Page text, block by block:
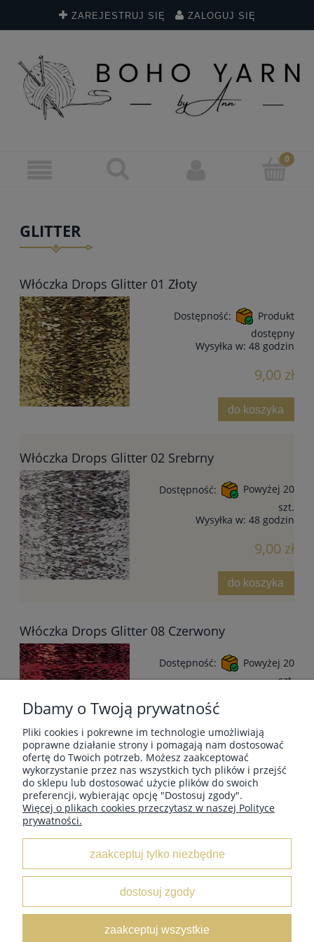
ZAREJESTRUJ SIĘ ZALOGUJ SIĘ
GLITTER
Włóczka Drops Glitter 01 Złoty
Dostępność:
Produkt
dostępny
Wysyłka w: 48 godzin
9,00 zł
do koszyka
Włóczka Drops Glitter 02 Srebrny
Dostępność:
Powyżej 20
szt.
Wysyłka w: 48 godzin
9,00 zł
do koszyka
Włóczka Drops Glitter 08 Czerwony
Dostępność:
Powyżej 20
szt.
do koszyka
MOJE KONTO
O NAS
Dbamy o Twoją prywatność
Pliki cookies i pokrewne im technologie umożliwiają
poprawne działanie strony i pomagają nam dostosować
ofertę do Twoich potrzeb. Możesz zaakceptować
wykorzystanie przez nas wszystkich tych plików i przejść
do sklepu lub dostosować użycie plików do swoich
preferencji, wybierając opcję "Dostosuj zgody".
Więcej o plikach cookies przeczytasz w naszej Polityce
prywatności.
zaakceptuj tylko niezbędne
dostosuj zgody
zaakceptuj wszystkie